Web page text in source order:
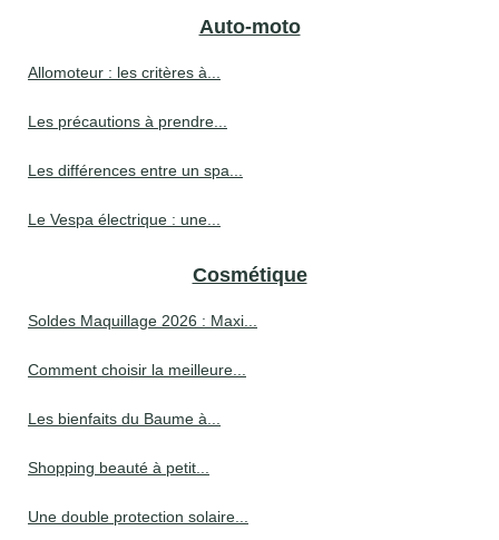
Auto-moto
Allomoteur : les critères à...
Les précautions à prendre...
Les différences entre un spa...
Le Vespa électrique : une...
Cosmétique
Soldes Maquillage 2026 : Maxi...
Comment choisir la meilleure...
Les bienfaits du Baume à...
Shopping beauté à petit...
Une double protection solaire...